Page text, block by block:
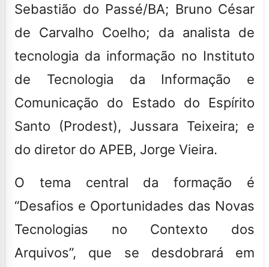
Sebastião do Passé/BA; Bruno César
de Carvalho Coelho; da analista de
tecnologia da informação no Instituto
de Tecnologia da Informação e
Comunicação do Estado do Espírito
Santo (Prodest), Jussara Teixeira; e
do diretor do APEB, Jorge Vieira.
O tema central da formação é
“Desafios e Oportunidades das Novas
Tecnologias no Contexto dos
Arquivos”, que se desdobrará em